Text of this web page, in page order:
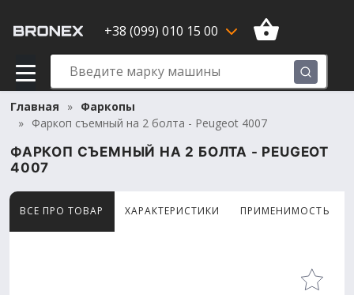
+38 (099) 010 15 00
Главная
Фаркопы
Фаркоп съемный на 2 болта - Peugeot 4007
ФАРКОП СЪЕМНЫЙ НА 2 БОЛТА - PEUGEOT
4007
ВСЕ ПРО ТОВАР ХАРАКТЕРИСТИКИ ПРИМЕНИМОСТЬ
Товар просматривают сейчас 6 человек